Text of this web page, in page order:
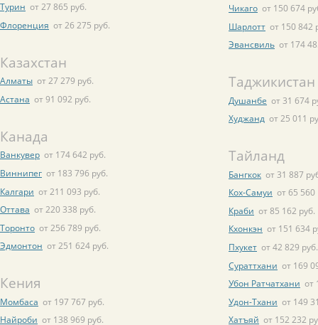
Турин от 27 865 руб.
Флоренция от 26 275 руб.
Казахстан
Алматы от 27 279 руб.
Астана от 91 092 руб.
Канада
Ванкувер от 174 642 руб.
Виннипег от 183 796 руб.
Калгари от 211 093 руб.
Оттава от 220 338 руб.
Торонто от 256 789 руб.
Эдмонтон от 251 624 руб.
Кения
Момбаса от 197 767 руб.
Найроби от 138 969 руб.
Чикаго от 150 674
Шарлотт от 150 842
Эвансвиль от 174
Таджикистан
Душанбе от 31 674
Худжанд от 25 011
Тайланд
Бангкок от 31 887
Кох-Самуи от 65 560
Краби от 85 162 руб.
Кхонкэн от 151 634
Пхукет от 42 829 руб.
Сураттхани от 169
Убон Ратчатхани от
Удон-Тхани от 149
Хатъяй от 152 232